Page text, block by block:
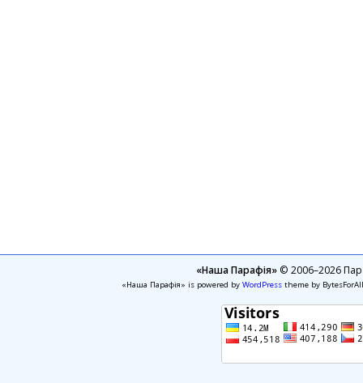
«Наша Парафія»© 2006–2026
«Наша Парафія» is powered by WordPresstheme by